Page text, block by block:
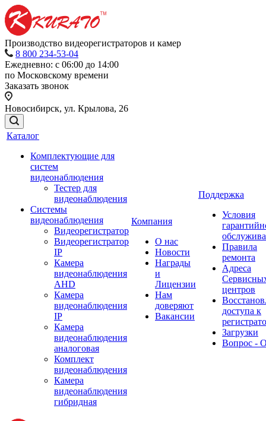
Производство видеорегистраторов и камер
8 800 234-53-04
Ежедневно: с 06:00 до 14:00
по Московскому времени
Заказать звонок
Новосибирск, ул. Крылова, 26
Каталог
Комплектующие для
систем
видеонаблюдения
Тестер для
видеонаблюдения
Системы
видеонаблюдения
Видеорегистратор
Видеорегистратор
IP
Камера
видеонаблюдения
AHD
Камера
видеонаблюдения
IP
Камера
видеонаблюдения
аналоговая
Комплект
видеонаблюдения
Камера
видеонаблюдения
гибридная
Компания
О нас
Новости
Награды
и
Лицензии
Нам
доверяют
Вакансии
Поддержка
Условия
Правила
ремонта
Адреса
центров
доступа к
Загрузки
Вопрос -